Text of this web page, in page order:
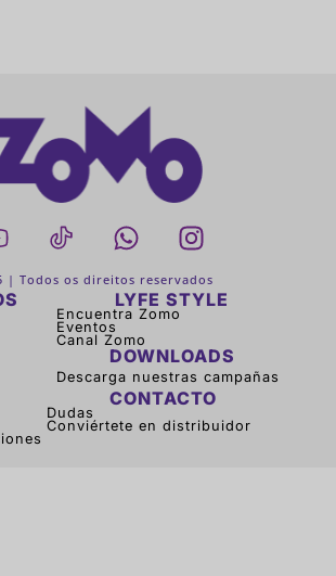
| Todos os direitos reservados
LYFE STYLE
Encuentra Zomo
Eventos
Canal Zomo
DOWNLOADS
Descarga nuestras campañas
CONTACTO
Dudas
Conviértete en distribuidor